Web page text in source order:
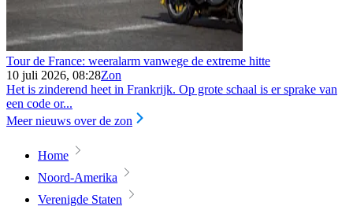
Tour de France: weeralarm vanwege de extreme hitte
10 juli 2026, 08:28Zon
Het is zinderend heet in Frankrijk. Op grote schaal is er sprake van
een code or...
Meer nieuws over de zon
Home
Noord-Amerika
Verenigde Staten